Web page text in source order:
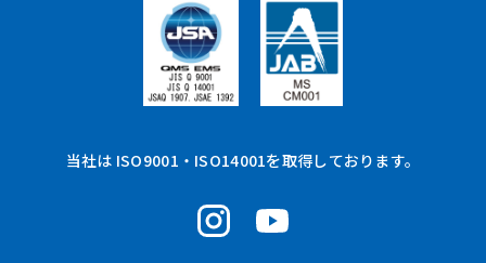
当社は ISO9001・ISO14001を取得しております。